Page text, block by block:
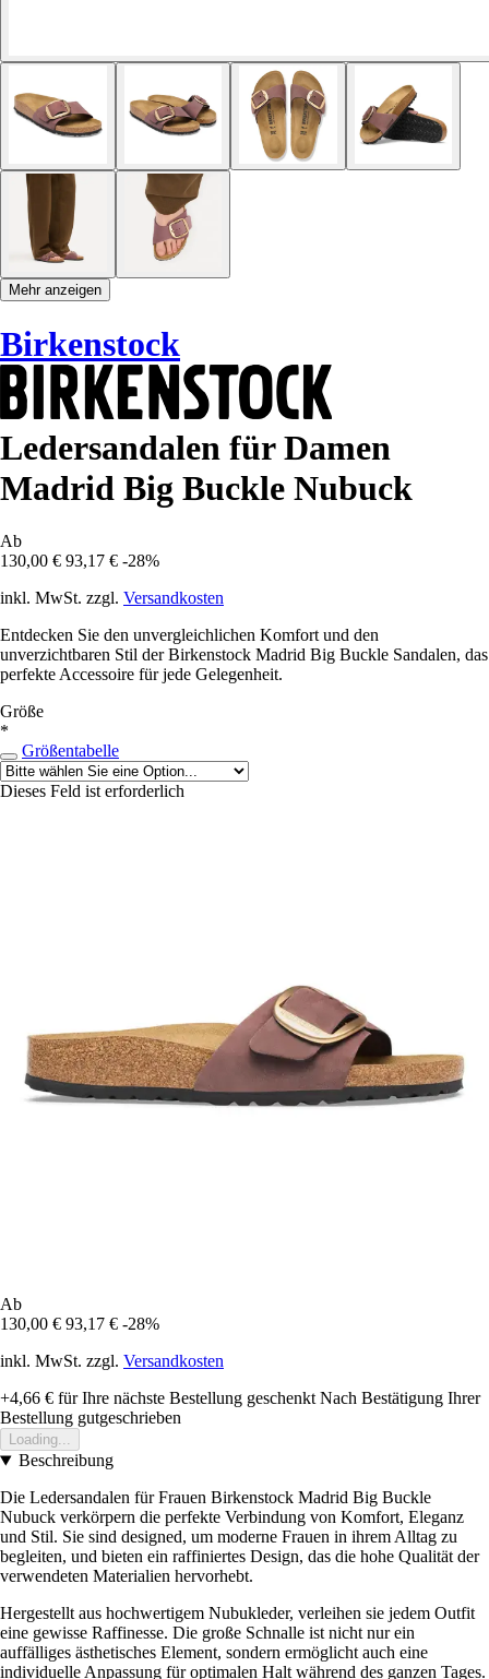
Mehr anzeigen
Birkenstock
Ledersandalen für Damen
Madrid Big Buckle Nubuck
Ab
130,00 € 93,17 € -28%
inkl. MwSt. zzgl. Versandkosten
Entdecken Sie den unvergleichlichen Komfort und den
unverzichtbaren Stil der Birkenstock Madrid Big Buckle Sandalen, das
perfekte Accessoire für jede Gelegenheit.
Größe
*
Größentabelle
Dieses Feld ist erforderlich
Ab
130,00 € 93,17 € -28%
inkl. MwSt. zzgl. Versandkosten
+4,66 € für Ihre nächste Bestellung geschenkt Nach Bestätigung Ihrer
Bestellung gutgeschrieben
Loading...
Beschreibung
Die Ledersandalen für Frauen Birkenstock Madrid Big Buckle
Nubuck verkörpern die perfekte Verbindung von Komfort, Eleganz
und Stil. Sie sind designed, um moderne Frauen in ihrem Alltag zu
begleiten, und bieten ein raffiniertes Design, das die hohe Qualität der
verwendeten Materialien hervorhebt.
Hergestellt aus hochwertigem Nubukleder, verleihen sie jedem Outfit
eine gewisse Raffinesse. Die große Schnalle ist nicht nur ein
auffälliges ästhetisches Element, sondern ermöglicht auch eine
individuelle Anpassung für optimalen Halt während des ganzen Tages.